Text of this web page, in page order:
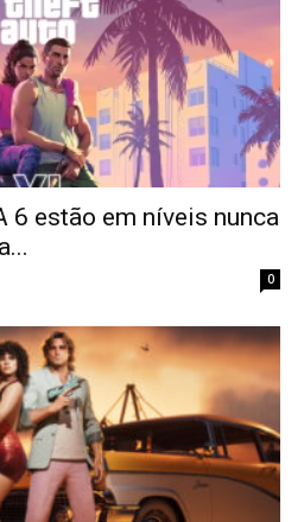
6 estão em níveis nunca
0